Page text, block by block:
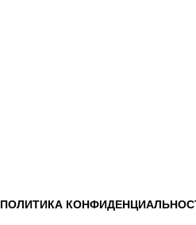
ПОЛИТИКА